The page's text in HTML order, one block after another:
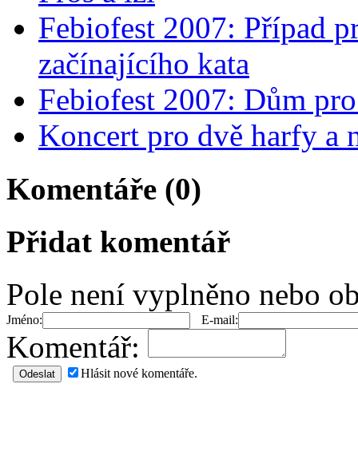
Febiofest 2007: Případ
začínajícího kata
Febiofest 2007: Dům
Koncert pro dvě harfy a
Komentáře (0)
Přidat komentář
Pole není vyplněno nebo
Jméno: E-mail:
Komentář:
Hlásit nové komentáře.